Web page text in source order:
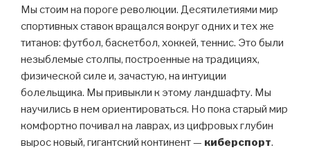
Мы стоим на пороге революции. Десятилетиями мир
спортивных ставок вращался вокруг одних и тех же
титанов: футбол, баскетбол, хоккей, теннис. Это были
незыблемые столпы, построенные на традициях,
физической силе и, зачастую, на интуиции
болельщика. Мы привыкли к этому ландшафту. Мы
научились в нем ориентироваться. Но пока старый мир
комфортно почивал на лаврах, из цифровых глубин
вырос новый, гигантский континент — киберспорт.